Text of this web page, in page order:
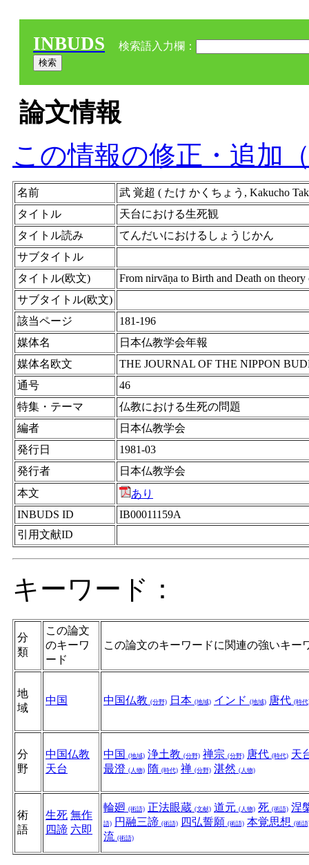
INBUDS 検索語入力欄：
論文情報
この情報の修正・追加
名前
武 覚超 ( たけ かくちょう, Kakucho
タイトル
天台における生死観
タイトル読み
てんだいにおけるしょうじかん
サブタイトル
タイトル(欧文)
From nirvāṇa to Birth and Death on
サブタイトル(欧文)
該当ページ
181-196
媒体名
日本仏教学会年報
媒体名欧文
THE JOURNAL OF THE NIPPON
通号
46
特集・テーマ
仏教における生死の問題
編者
日本仏教学会
発行日
1981-03
発行者
日本仏教学会
本文
あり
INBUDS ID
IB00011159A
引用文献ID
キーワード：
分
類
この論文
のキーワ
ード
この論文のキーワードに関連の強いキー
地
域
中国 中国仏教 (分野) 日本 (地域) インド (地域) 唐代 (時
分
野
中国仏教
天台
中国 (地域) 浄土教 (分野) 禅宗 (分野) 唐代 (時代) 天
最澄 (人物) 隋 (時代) 禅 (分野) 湛然 (人物)
術
語
生死 無作
四諦 六即
輪廻 (術語) 正法眼蔵 (文献) 道元 (人物) 死 (術語) 涅
語) 円融三諦 (術語) 四弘誓願 (術語) 本覚思想 (術
流 (術語)